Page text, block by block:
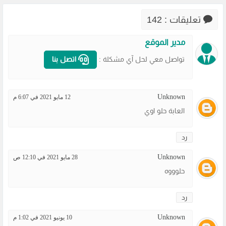
تعليقات : 142
مدير الموقع
تواصل معي لحل آي مشكلة : اتصل بنا
Unknown 12 مايو 2021 في 6:07 م
العابة حلو اوي
رد
Unknown 28 مايو 2021 في 12:10 ص
حلوووه
رد
Unknown 10 يونيو 2021 في 1:02 م